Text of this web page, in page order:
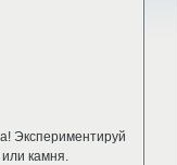
Экспериментируй
камня.